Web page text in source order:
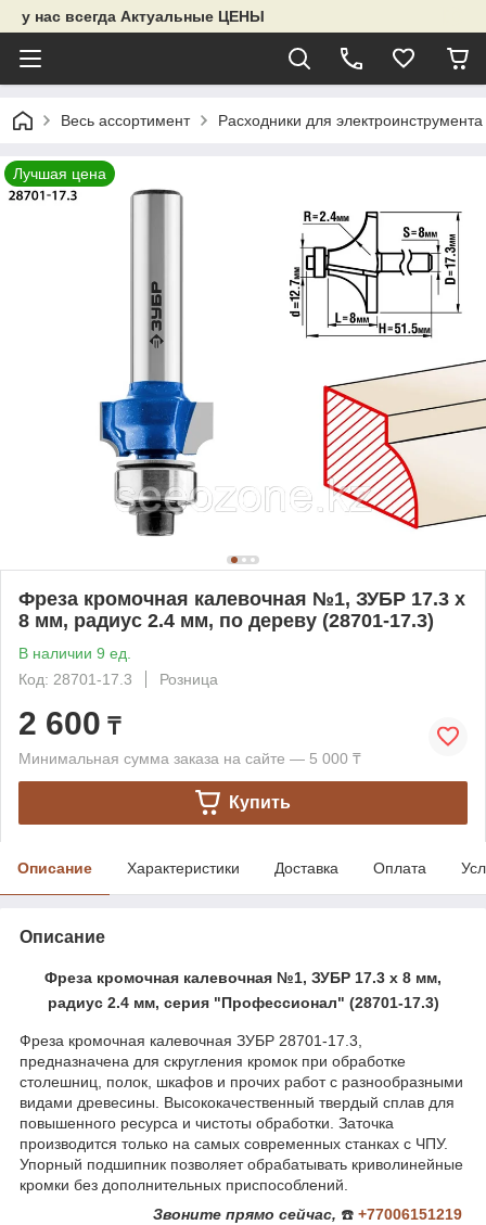
у нас всегда Актуальные ЦЕНЫ
Весь ассортимент Расходники для электроинструмента
Лучшая цена
Фреза кромочная калевочная №1, ЗУБР 17.3 x
8 мм, радиус 2.4 мм, по дереву (28701-17.3)
В наличии 9 ед.
Код: 28701-17.3
Розница
2 600 ₸
Минимальная сумма заказа на сайте — 5 000 ₸
Купить
Описание Характеристики Доставка Оплата
Описание
Фреза кромочная калевочная №1, ЗУБР 17.3 x 8 мм,
радиус 2.4 мм, серия "Профессионал" (28701-17.3)
Фреза кромочная калевочная ЗУБР 28701-17.3,
предназначена для скругления кромок при обработке
столешниц, полок, шкафов и прочих работ с разнообразными
видами древесины. Высококачественный твердый сплав для
повышенного ресурса и чистоты обработки. Заточка
производится только на самых современных станках с ЧПУ.
Упорный подшипник позволяет обрабатывать криволинейные
кромки без дополнительных приспособлений.
Звоните прямо сейчас, ☎️ +77006151219